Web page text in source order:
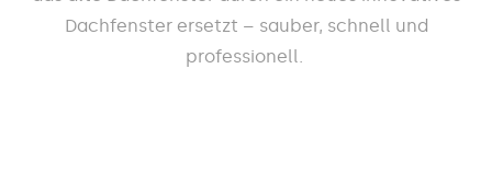
Dachfenster ersetzt – sauber, schnell und
professionell.